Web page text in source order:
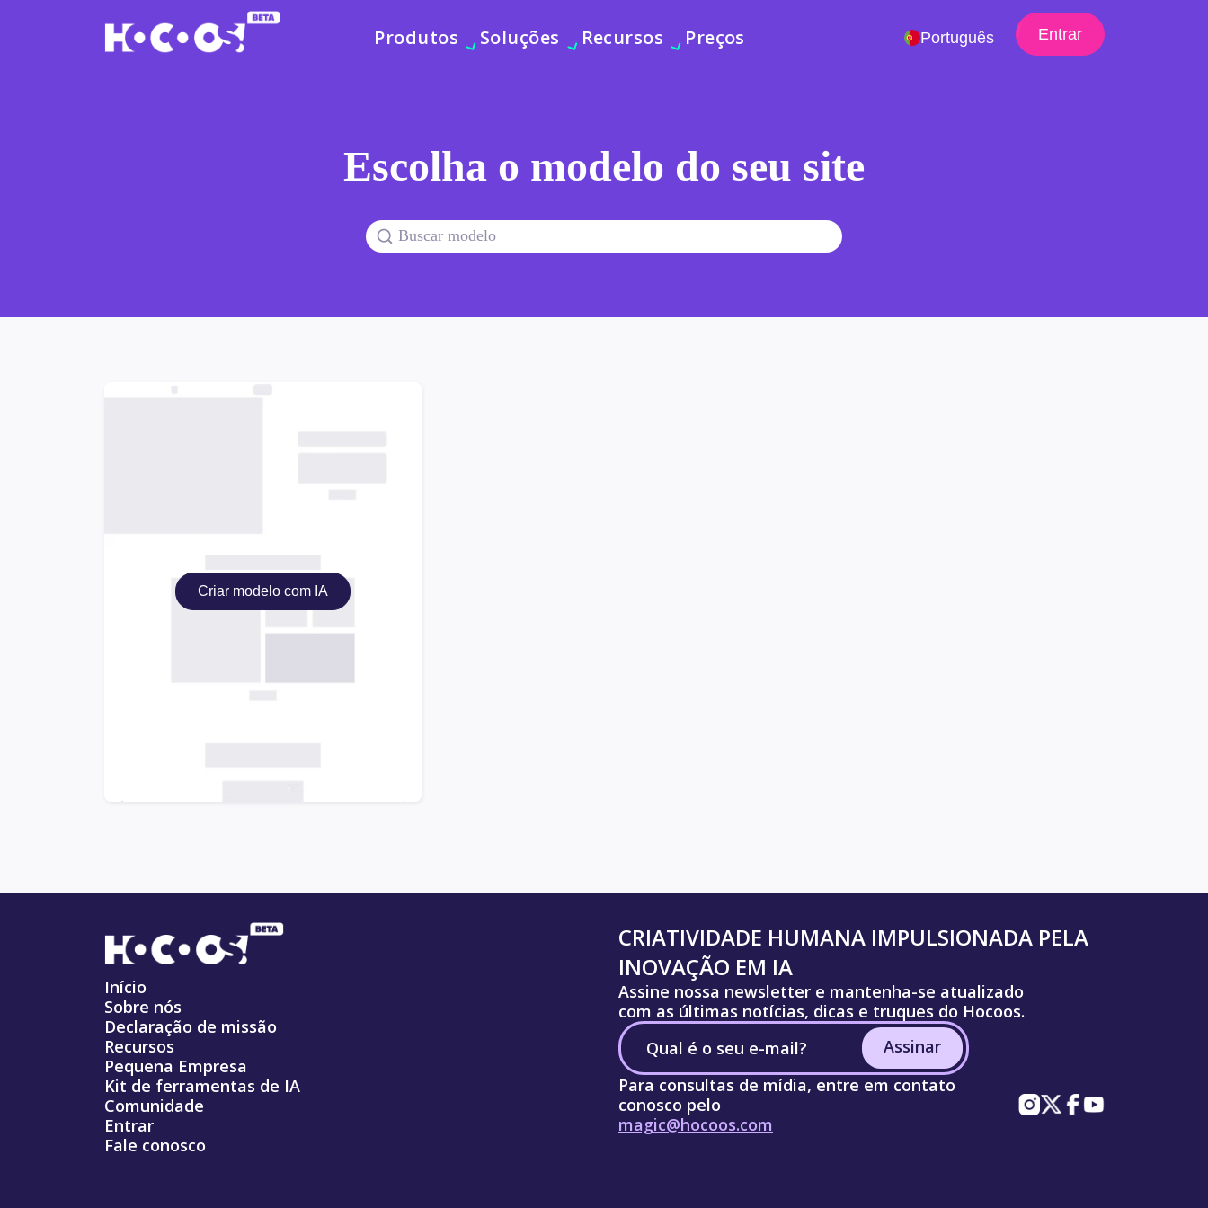
Produtos Soluções Recursos Preços Português Entrar
Escolha o modelo do seu site
Criar modelo com IA
Início
Sobre nós
Declaração de missão
Recursos
Pequena Empresa
Kit de ferramentas de IA
Comunidade
Entrar
Fale conosco
CRIATIVIDADE HUMANA IMPULSIONADA PELA
INOVAÇÃO EM IA
Assine nossa newsletter e mantenha-se atualizado
com as últimas notícias, dicas e truques do Hocoos.
Assinar
Para consultas de mídia, entre em contato
conosco pelo
magic@hocoos.com